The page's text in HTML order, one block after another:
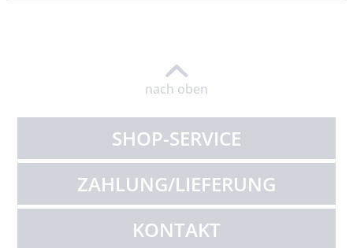
nach oben
SHOP-SERVICE
ZAHLUNG/LIEFERUNG
KONTAKT